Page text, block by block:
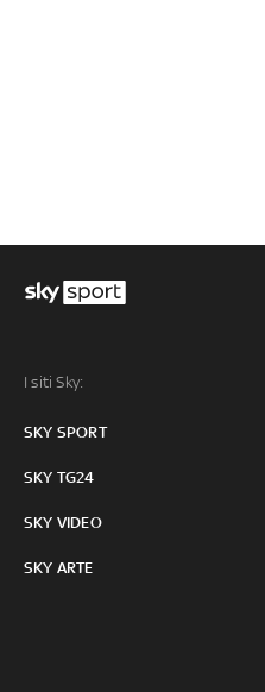
I siti Sky:
SKY SPORT
SKY TG24
SKY VIDEO
SKY ARTE